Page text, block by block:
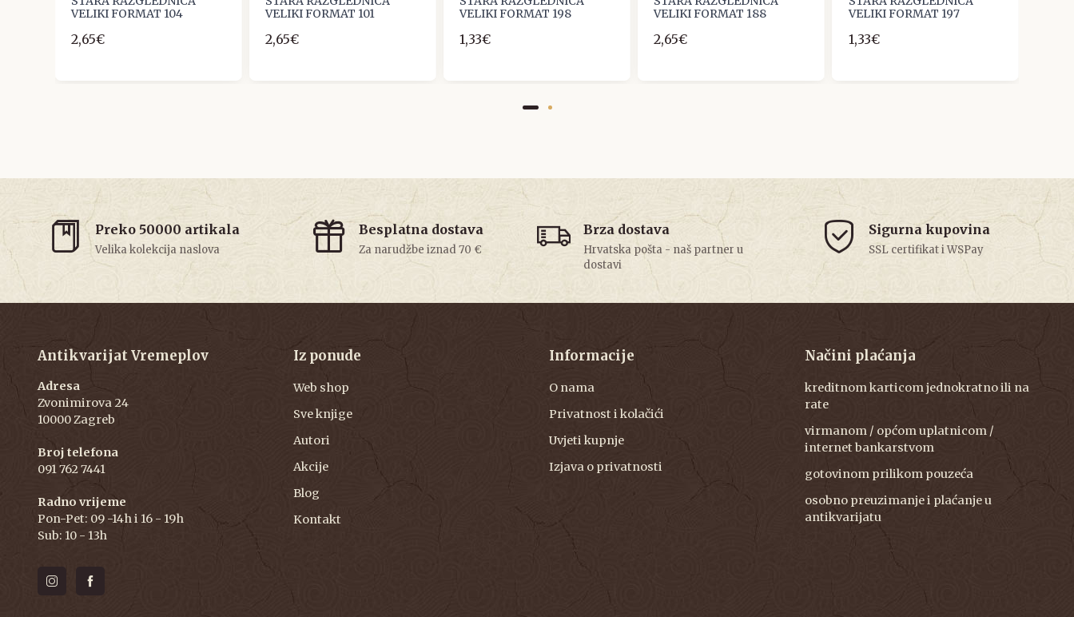
VELIKI FORMAT 104
2,65€
VELIKI FORMAT 101
2,65€
VELIKI FORMAT 198
1,33€
VELIKI FORMAT 188
2,65€
VELIKI FORMAT 197
1,33€
Preko 50000 artikala
Velika kolekcija naslova
Besplatna dostava
Za narudžbe iznad 70 €
Brza dostava
Hrvatska pošta - naš partner u
dostavi
Sigurna kupovina
SSL certifikat i WSPay
Antikvarijat Vremeplov
Adresa
Zvonimirova 24
10000 Zagreb
Broj telefona
091 762 7441
Radno vrijeme
Pon-Pet: 09 -14h i 16 - 19h
Sub: 10 - 13h
Iz ponude
Web shop
Sve knjige
Autori
Akcije
Blog
Kontakt
Informacije
O nama
Privatnost i kolačići
Uvjeti kupnje
Izjava o privatnosti
Načini plaćanja
kreditnom karticom jednokratno ili na
rate
virmanom / općom uplatnicom /
internet bankarstvom
gotovinom prilikom pouzeća
osobno preuzimanje i plaćanje u
antikvarijatu